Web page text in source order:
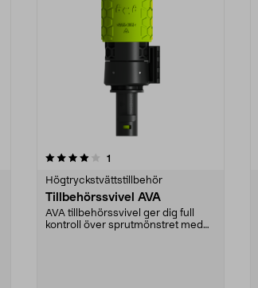
1
Högtryckstvättstillbehör
Tillbehörssvivel AVA
AVA tillbehörssvivel ger dig full
kontroll över sprutmönstret med
0.0 av 5 stjärnor